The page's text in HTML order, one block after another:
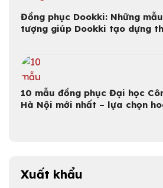
Đồng phục Dookki: Những
tượng giúp Dookki tạo dựng
10 mẫu đồng phục Đại học
Hà Nội mới nhất – lựa chọn
Xuất khẩu